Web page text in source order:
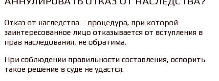
Отказ от наследства – процедура, при которой
заинтересованное лицо отказывается от вступления в
прав наследования, не обратима.
При соблюдении правильности составления, оспорить
такое решение в суде не удастся.